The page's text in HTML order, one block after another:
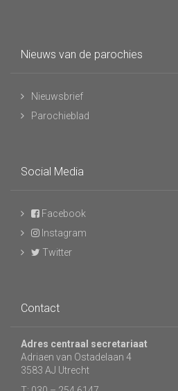
Nieuws van de parochies
Nieuwsbrief
Parochieblad
Social Media
Facebook
Instagram
Twitter
Contact
Adres centraal secretariaat
Adriaen van Ostadelaan 4
3583 AJ Utrecht